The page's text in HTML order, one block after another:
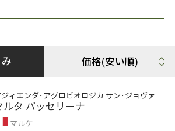
ィエンダ･アグロビオロジカ サン･ジョヴァン
ルタ パッセリーナ
マルケ